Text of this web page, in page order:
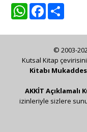
WhatsAppFacebook
© 2003-
Kutsal Kitap
Kitabı
AKKİT Açıklamalı
izinleriyle sizlere